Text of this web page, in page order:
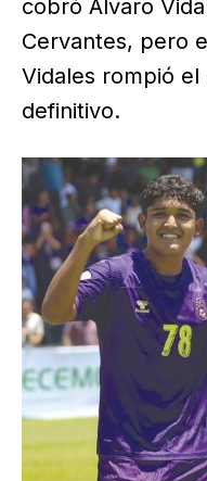
cobró Álvaro
Cervantes, pero
Vidales rompió el
definitivo.